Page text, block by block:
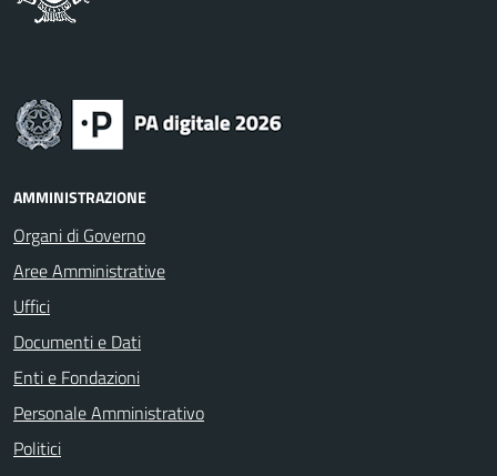
AMMINISTRAZIONE
Organi di Governo
Aree Amministrative
Uffici
Documenti e Dati
Enti e Fondazioni
Personale Amministrativo
Politici